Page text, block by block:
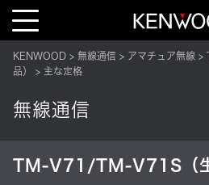
T
l
e
v
i
i
o
KENWOOD 無線通信 アマチュア無線
品）
主な定格
無線通信
TM-V71/TM-V71S（生